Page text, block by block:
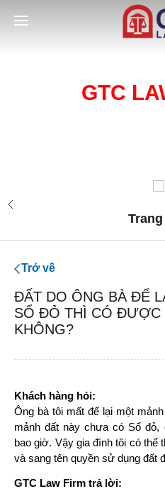
GTC
GTC
DỊCH VỤ TƯ
CÔNG TY TÀI
Trở về
ĐẤT DO ÔNG BÀ ĐỂ
SỔ ĐỎ THÌ CÓ ĐƯỢC
KHÔNG?
Khách hàng hỏi:
Ông bà tôi mất để lại một
mảnh đất này chưa có Sổ
bao giờ. Vậy gia đình tôi có thể
và sang tên quyền sử dụng đất
GTC Law Firm trả lời: